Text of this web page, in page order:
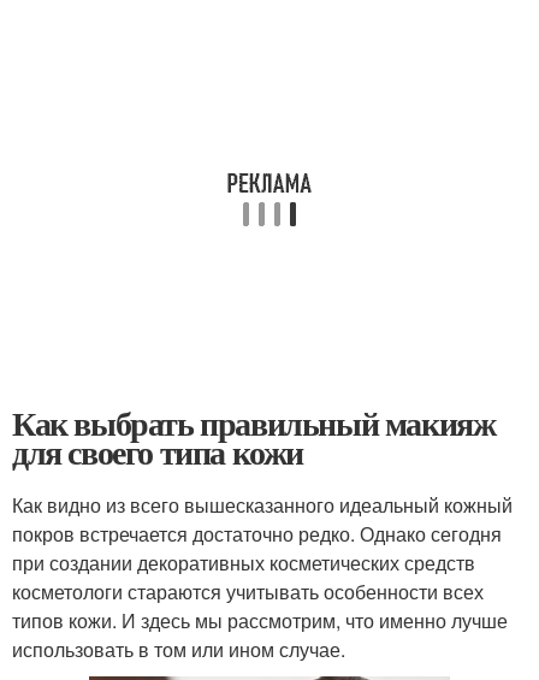
Как выбрать правильный макияж
для своего типа кожи
Как видно из всего вышесказанного идеальный кожный
покров встречается достаточно редко. Однако сегодня
при создании декоративных косметических средств
косметологи стараются учитывать особенности всех
типов кожи. И здесь мы рассмотрим, что именно лучше
использовать в том или ином случае.